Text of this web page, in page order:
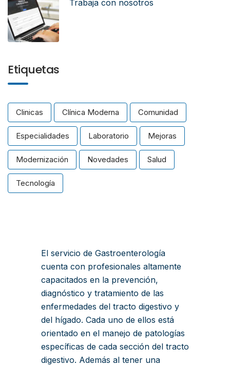
Trabaja con nosotros
Etiquetas
Clinicas Clínica Moderna Comunidad
Especialidades Laboratorio Mejoras
Modernización Novedades Salud
Tecnología
El servicio de Gastroenterología
cuenta con profesionales altamente
capacitados en la prevención,
diagnóstico y tratamiento de las
enfermedades del tracto digestivo y
del hígado. Cada uno de ellos está
orientado en el manejo de patologías
específicas de cada sección del tracto
digestivo. Además al tener una